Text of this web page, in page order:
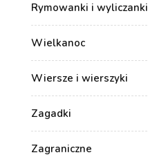
Rymowanki i wyliczanki
Wielkanoc
Wiersze i wierszyki
Zagadki
Zagraniczne